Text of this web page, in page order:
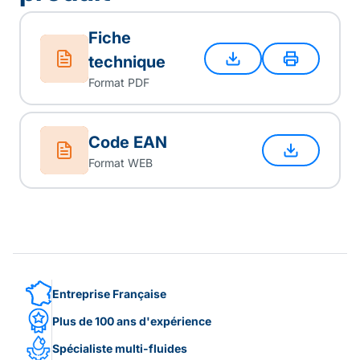
Fiche
technique
Format PDF
Code EAN
Format WEB
Entreprise Française
Plus de 100 ans d'expérience
Spécialiste multi-fluides